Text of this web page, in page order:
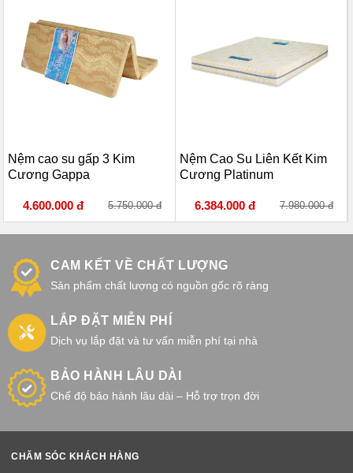
Nệm cao su gấp 3 Kim
Cương Gappa
4.600.000 đ 5.750.000 đ
Nệm Cao Su Liên Kết Kim
Cương Platinum
6.384.000 đ 7.980.000 đ
CAM KẾT VỀ CHẤT LƯỢNG
Sản phẩm chất lượng có nguồn gốc rõ ràng
LẮP ĐẶT MIỄN PHÍ
Dịch vụ lắp đặt và tư vấn miễn phí tại nhà
BẢO HÀNH LÂU DÀI
Chế độ bảo hành lâu dài – Hỗ trợ trọn đời
CHĂM SÓC KHÁCH HÀNG